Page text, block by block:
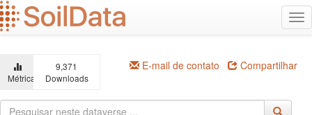
Ir
para
o
principal
Métricas
9,371
Downloads
E-mail de contato Compartilhar